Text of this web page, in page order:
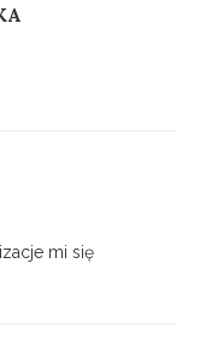
mi się